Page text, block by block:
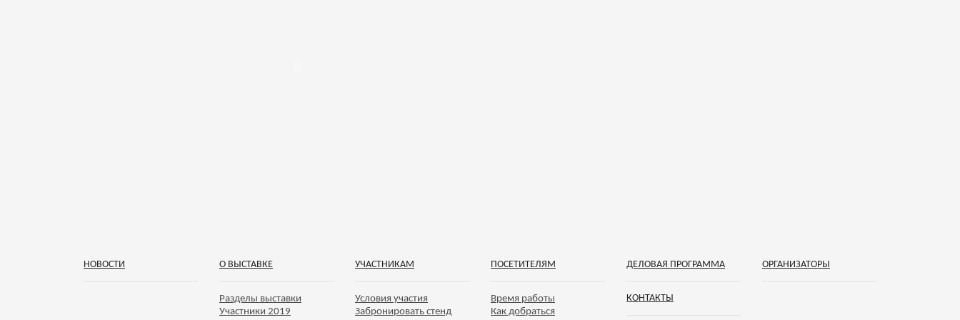
НОВОСТИ О ВЫСТАВКЕ
Разделы выставки
Участники 2019
УЧАСТНИКАМ
Условия участия
Забронировать стенд
ПОСЕТИТЕЛЯМ
Время работы
Как добраться
ДЕЛОВАЯ ПРОГРАММА ОРГАНИЗАТОРЫ
КОНТАКТЫ